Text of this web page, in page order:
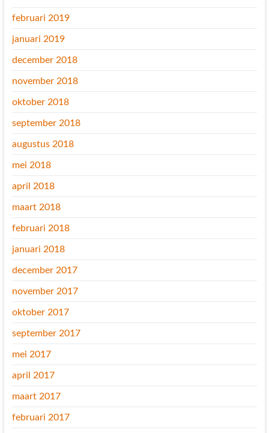
februari 2019
januari 2019
december 2018
november 2018
oktober 2018
september 2018
augustus 2018
mei 2018
april 2018
maart 2018
februari 2018
januari 2018
december 2017
november 2017
oktober 2017
september 2017
mei 2017
april 2017
maart 2017
februari 2017